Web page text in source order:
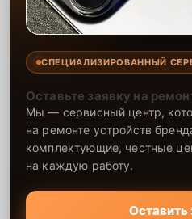
СПЕЦИАЛИЗИРОВАННЫЙ
Оставьте заявку на
Мы — сервисный центр,
на ремонте устройств
комплектующие, честные
на каждую работу.
Оставить